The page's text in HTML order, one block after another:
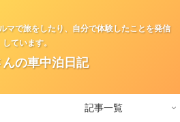
マで旅をしたり、自分で体験したことを発信
しています。
んの車中泊日記
記事一覧